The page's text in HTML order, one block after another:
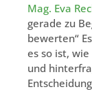
Mag. Eva
gerade zu
bewerten“
es so ist,
und